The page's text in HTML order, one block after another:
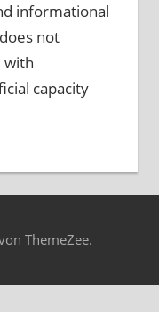
informational
not
with
capacity
ThemeZee.